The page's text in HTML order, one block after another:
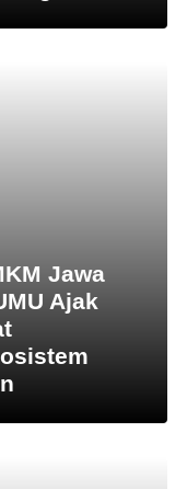
Jawa
Ajak